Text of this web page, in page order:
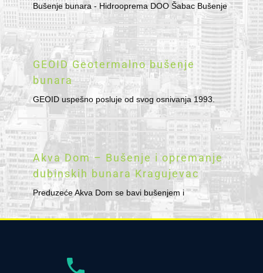
Bušenje bunara - Hidrooprema DOO Šabac Bušenje
GEOID Geotermalno bušenje
bunara
GEOID uspešno posluje od svog osnivanja 1993.
Akva Dom – Bušenje i opremanje
dubinskih bunara Kragujevac
Preduzeće Akva Dom se bavi bušenjem i